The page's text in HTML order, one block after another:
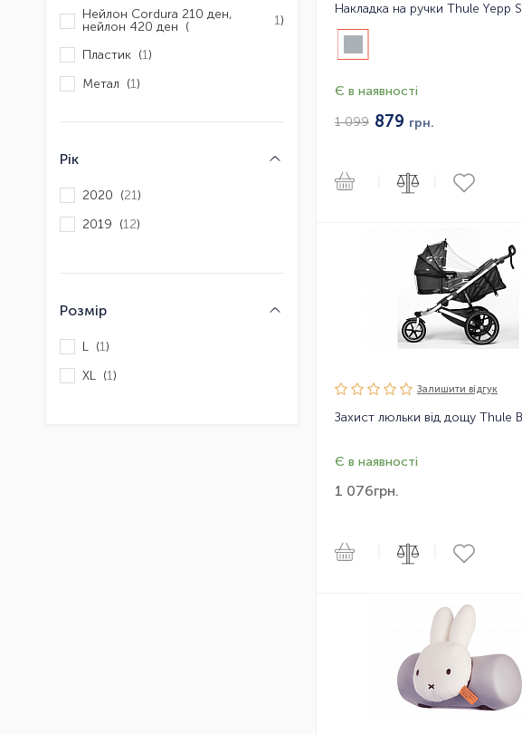
Нейлон Cordura 210 ден,
нейлон 420 ден (
1)
Пластик (1)
Метал (1)
Рік
2020 (21)
2019 (12)
Розмір
L (1)
XL (1)
Є в наявності
1 099 879 грн.
Залишити вiдгук
Є в наявності
1 076грн.